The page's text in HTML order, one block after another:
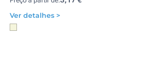
Ver detalhes >